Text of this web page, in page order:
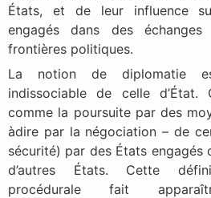
États, et de leur influence
engagés dans des
frontières politiques.
La notion de diplomatie
indissociable de celle
comme la poursuite par des
àdire par la négociation – de
sécurité) par des États engagés
d’autres États. Cette
procédurale fait